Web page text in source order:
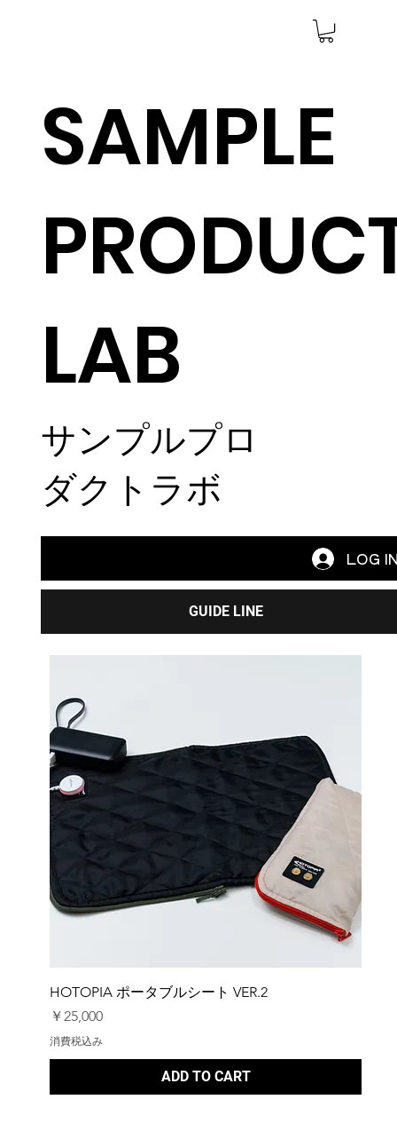
SAMPLE
LAB
サンプルプロ
ダクトラボ
GUIDE LINE
LOG
HOTOPIA ポータブルシート VER.2
価格
￥25,000
消費税込み
ADD TO CART